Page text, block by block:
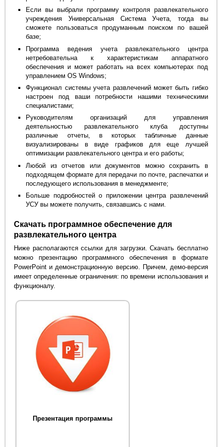
Если вы выбрали программу контроля развлекательного
учреждения Универсальная Система Учета, тогда вы
сможете пользоваться продуманным поиском по вашей
базе;
Программа ведения учета развлекательного центра
нетребовательна к характеристикам аппаратного
обеспечения и может работать на всех компьютерах под
управлением OS Windows;
Функционал системы учета развлечений может быть гибко
настроен под ваши потребности нашими техническими
специалистами;
Руководителям организаций для управления
деятельностью развлекательного клуба доступны
различные отчеты, в которых табличные данные
визуализированы в виде графиков для еще лучшей
оптимизации развлекательного центра и его работы;
Любой из отчетов или документов можно сохранить в
подходящем формате для передачи по почте, распечатки и
последующего использования в менеджменте;
Больше подробностей о приложении центра развлечений
УСУ вы можете получить, связавшись с нами.
Скачать программное обеспечение для
развлекательного центра
Ниже располагаются ссылки для загрузки. Скачать бесплатно
можно презентацию программного обеспечения в формате
PowerPoint и демонстрационную версию. Причем, демо-версия
имеет определенные ограничения: по времени использования и
функционалу.
Презентация программы